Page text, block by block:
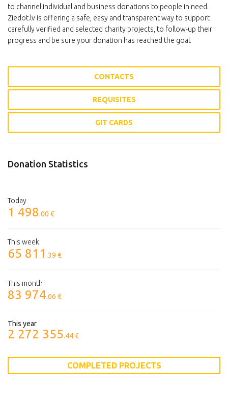
to channel individual and business donations to people in need.
Ziedot.lv is offering a safe, easy and transparent way to support
carefully verified and selected charity projects, to follow-up their
progress and be sure your donation has reached the goal.
CONTACTS
REQUISITES
GIT CARDS
Donation Statistics
Today
1 498.00 €
This week
65 811 .39 €
This month
83 974.06 €
This year
2 272 355.44 €
COMPLETED PROJECTS